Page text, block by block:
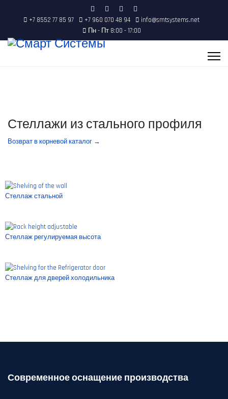
+7 8552 77 85 97 +7 960 070 48 94
info@smtsystems.net
Пн - Пт 8:00 - 17:00
Стеллажи из стального профиля
Возврат в корневой каталог →
Стеллаж стальной
Стеллаж регулируемая высота
Стеллаж для дверей холодильника
Современное оснащение производства